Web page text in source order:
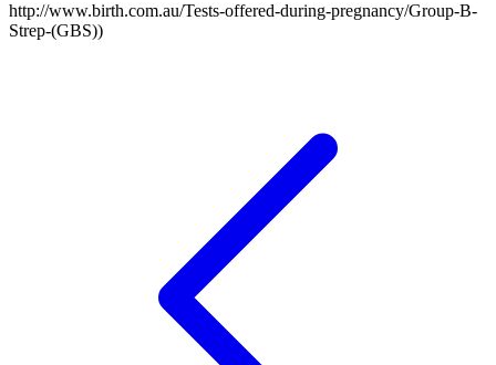
http://www.birth.com.au/Tests-offered-during-pregnancy/Group-B-
Strep-(GBS))